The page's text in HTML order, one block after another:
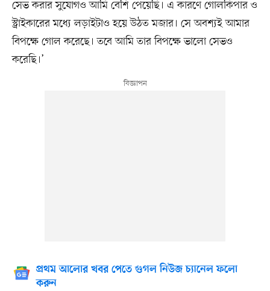
সেভ করার সুযোগও আমি বেশি পেয়েছি। এ কারণে গোলকিপার ও
স্ট্রাইকারের মধ্যে লড়াইটাও হয়ে উঠত মজার। সে অবশ্যই আমার
বিপক্ষে গোল করেছে। তবে আমি তার বিপক্ষে ভালো সেভও
করেছি।’
প্রথম আলোর খবর পেতে গুগল নিউজ চ্যানেল ফলো
করুন